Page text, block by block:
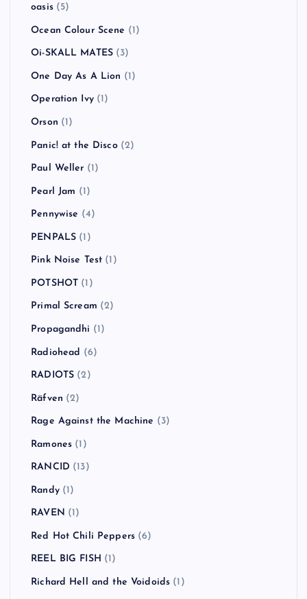
oasis(5)
Ocean Colour Scene (1)
Oi-SKALL MATES (3)
One Day As A Lion (1)
Operation Ivy(1)
Orson (1)
Panic! at the Disco(2)
Paul Weller (1)
Pearl Jam (1)
Pennywise (4)
PENPALS (1)
Pink Noise Test (1)
POTSHOT (1)
Primal Scream (2)
Propagandhi (1)
Radiohead (6)
RADIOTS (2)
Räfven (2)
Rage Against the Machine (3)
Ramones (1)
RANCID (13)
Randy(1)
RAVEN (1)
Red Hot Chili Peppers (6)
REEL BIG FISH (1)
Richard Hell and the Voidoids (1)